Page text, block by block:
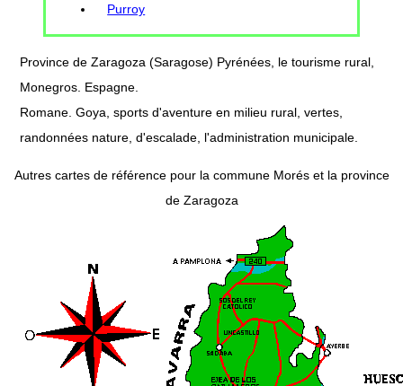
Purroy
Province de Zaragoza (Saragose) Pyrénées, le tourisme rural,
Monegros. Espagne.
Romane. Goya, sports d'aventure en milieu rural, vertes,
randonnées nature, d'escalade, l'administration municipale.
Autres cartes de référence pour la commune Morés et la province
de Zaragoza